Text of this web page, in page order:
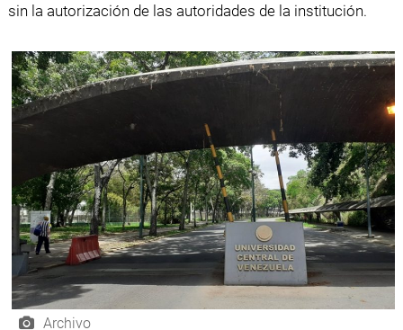
sin la autorización de las autoridades de la institución.
Archivo